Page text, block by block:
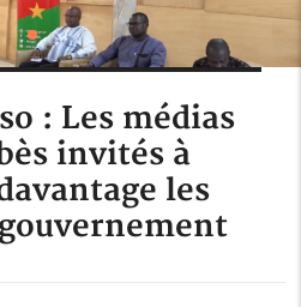
: Les médias
invités à
les